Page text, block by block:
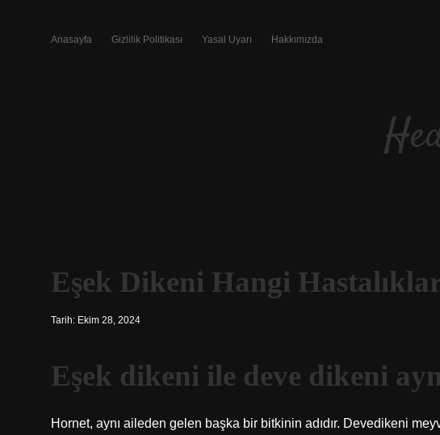
Anasayfa Gizlilik Politikası Yasal Uyarı Hakkımızda
Eşek Dikeni Hangi
Tarih: Ekim 28, 2024
Eşek dikeni ile deve dikeni
Hornet, aynı aileden gelen başka bir bitkinin adıdır. Devedikeni